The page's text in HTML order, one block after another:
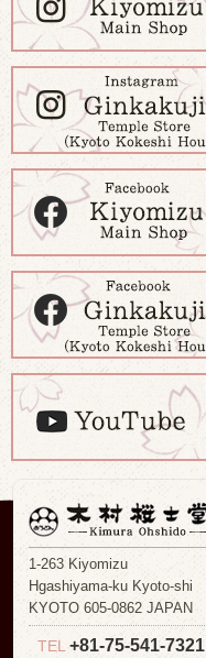
1-263 Kiyomizu
Hgashiyama-ku Kyoto-shi
KYOTO 605-0862 JAPAN
TEL +81-75-541-7321